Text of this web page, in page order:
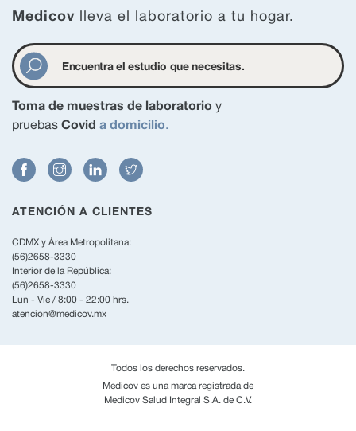
Medicov lleva el laboratorio a tu hogar.
Toma de muestras de laboratorio y
pruebas Covid a domicilio.
ATENCIÓN A CLIENTES
CDMX y Área Metropolitana:
(56)2658-3330
Interior de la República:
(56)2658-3330
Lun - Vie / 8:00 - 22:00 hrs.
atencion@medicov.mx
Todos los derechos reservados.
Medicov es una marca registrada de
Medicov Salud Integral S.A. de C.V.